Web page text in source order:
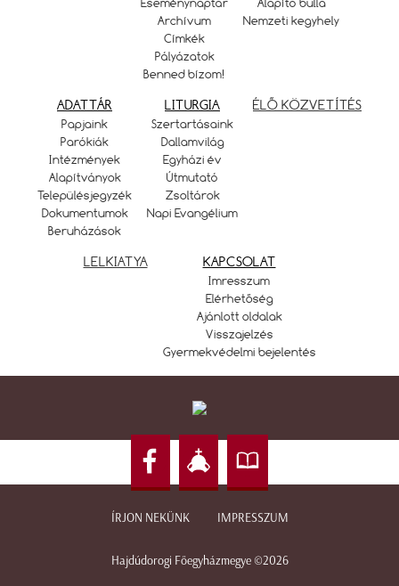
Archívum
Címkék
Pályázatok
Benned bízom!
Nemzeti kegyhely
ADATTÁR
Papjaink
Parókiák
Intézmények
Alapítványok
Településjegyzék
Dokumentumok
Beruházások
LITURGIA
Szertartásaink
Dallamvilág
Egyházi év
Útmutató
Zsoltárok
Napi Evangélium
ÉLŐ KÖZVETÍTÉS
LELKIATYA KAPCSOLAT
Imresszum
Elérhetőség
Ajánlott oldalak
Visszajelzés
Gyermekvédelmi bejelentés
ÍRJON NEKÜNK IMPRESSZUM
Hajdúdorogi Főegyházmegye ©2026